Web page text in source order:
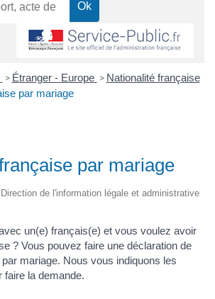
> Étranger - Europe > Nationalité française
par mariage
par mariage
de l'information légale et administrative
un(e) français(e) et vous voulez avoir
? Vous pouvez faire une déclaration de
mariage. Nous vous indiquons les
faire la demande.